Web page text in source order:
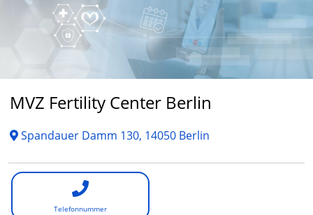
Finden
MVZ Fertility Center Berlin
Spandauer Damm 130, 14050 Berlin
Telefonnummer